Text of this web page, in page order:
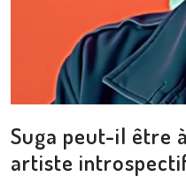
Suga peut-il être
artiste